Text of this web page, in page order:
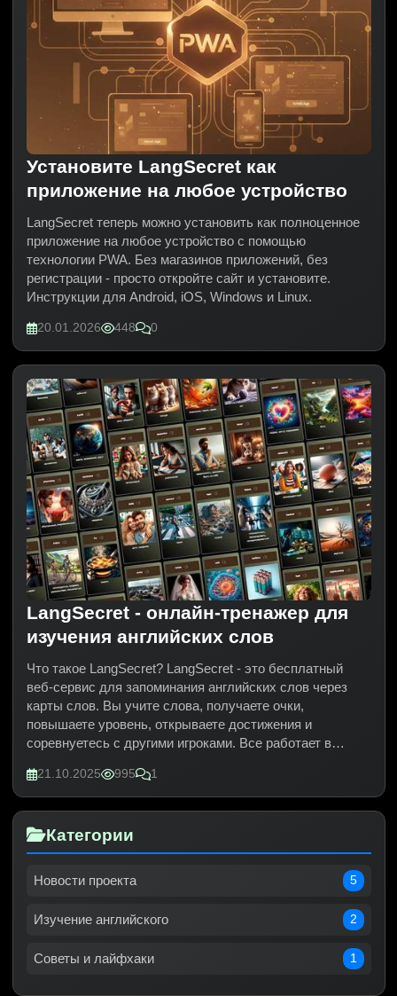
Категории
Новости проекта 5
Изучение английского 2
Советы и лайфхаки 1
Установите LangSecret как
приложение на любое устройство
LangSecret теперь можно установить как полноценное
приложение на любое устройство с помощью
технологии PWA. Без магазинов приложений, без
регистрации - просто откройте сайт и установите.
Инструкции для Android, iOS, Windows и Linux.
20.01.2026 448 0
LangSecret - онлайн-тренажер для
изучения английских слов
Что такое LangSecret? LangSecret - это бесплатный
веб-сервис для запоминания английских слов через
карты слов. Вы учите слова, получаете очки,
повышаете уровень, открываете достижения и
соревнуетесь с другими игроками. Все работает в
зайдите на сайт и начните играть.
21.10.2025 995 1